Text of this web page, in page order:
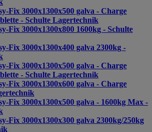
Fix 3000x1300x500 galva - Charge
- Schulte Lagertechnik
Fix 3000x1300x800 1600kg - Schulte
Fix 3000x1300x400 galva 2300kg -
Fix 3000x1300x500 galva - Charge
- Schulte Lagertechnik
Fix 3000x1300x600 galva - Charge
Fix 3000x1300x500 galva - 1600kg Max -
Fix 3000x1300x300 galva 2300kg/250kg